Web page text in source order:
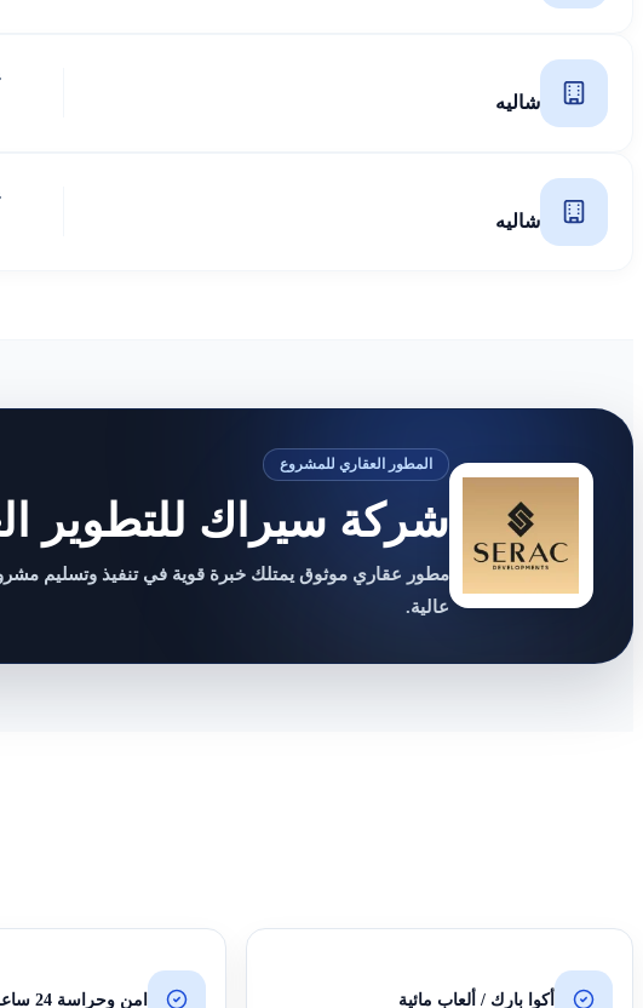
شاليه
شاليه
المطور العقاري للمشروع
شركة سيراك للتطوير
مطور عقاري موثوق يمتلك خبرة قوية في تنفيذ وتسليم
عالية.
أكوا بارك / ألعاب مائية امن وحراسة 24 ساعة